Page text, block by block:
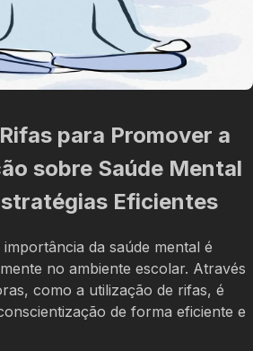
para Promover a
sobre Saúde Mental
Eficientes
da saúde mental é
no ambiente escolar. Através
como a utilização de rifas, é
de forma eficiente e